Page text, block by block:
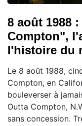
8 août 1988
Compton",
l'histoire du
Le 8 août 1988,
Compton, en
bouleverser à
Outta Compton,
sans concession.